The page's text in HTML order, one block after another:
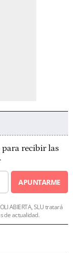
recibir las
APUNTARME
ABIERTA, SLU tratará
de actualidad.